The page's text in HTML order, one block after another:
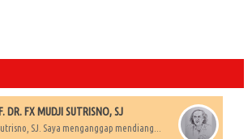
DR. FX MUDJI SUTRISNO, SJ
SJ. Saya menganggap mendiang...